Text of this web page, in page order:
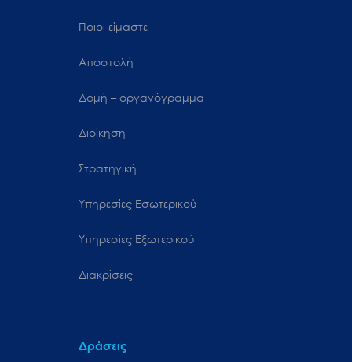
Ποιοι είμαστε
Αποστολή
Δομή – οργανόγραμμα
Διοίκηση
Στρατηγική
Υπηρεσίες Εσωτερικού
Υπηρεσίες Εξωτερικού
Διακρίσεις
Δράσεις